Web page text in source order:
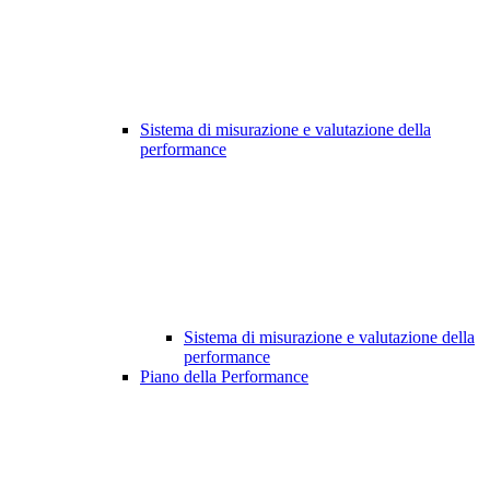
Sistema di misurazione e valutazione della
performance
Sistema di misurazione e valutazione della
performance
Piano della Performance